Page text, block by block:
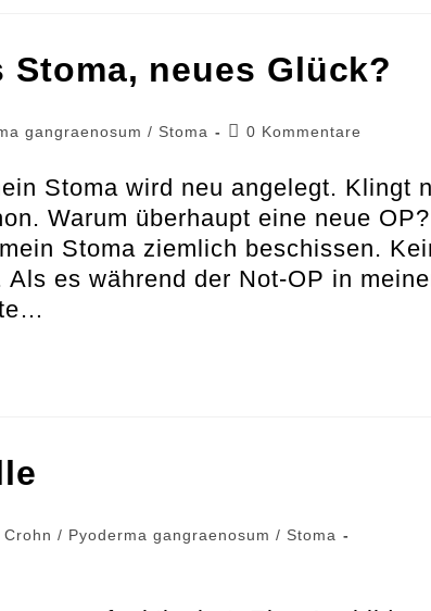
Stoma, neues Glück?
gangraenosum / Stoma
Beitrags-
0 Kommentare
Stoma wird neu angelegt. Klingt
Warum überhaupt eine neue
Stoma ziemlich beschissen.
es während der Not-OP in
/ Pyoderma gangraenosum / Stoma